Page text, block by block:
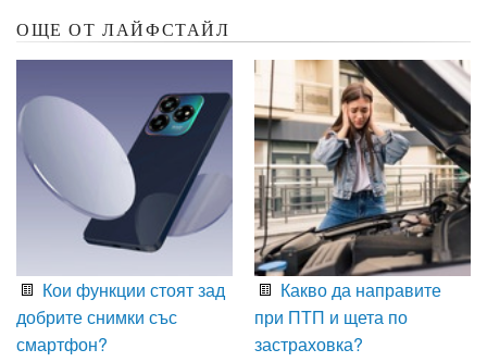
ОЩЕ ОТ ЛАЙФСТАЙЛ
Кои функции стоят зад
добрите снимки със
смартфон?
Какво да направите
при ПТП и щета по
застраховка?